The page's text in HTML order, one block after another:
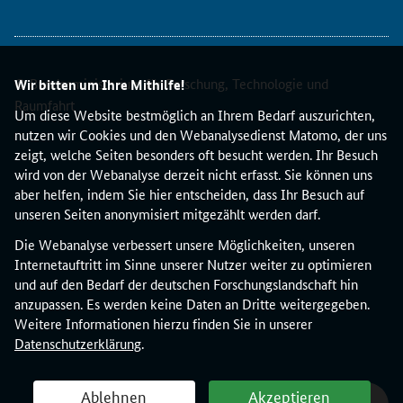
Wir bitten um Ihre Mithilfe!
Um diese Website bestmöglich an Ihrem Bedarf auszurichten,
nutzen wir Cookies und den Webanalysedienst Matomo, der uns
zeigt, welche Seiten besonders oft besucht werden. Ihr Besuch
wird von der Webanalyse derzeit nicht erfasst. Sie können uns
aber helfen, indem Sie hier entscheiden, dass Ihr Besuch auf
unseren Seiten anonymisiert mitgezählt werden darf.
Die Webanalyse verbessert unsere Möglichkeiten, unseren
Internetauftritt im Sinne unserer Nutzer weiter zu optimieren
und auf den Bedarf der deutschen Forschungslandschaft hin
anzupassen. Es werden keine Daten an Dritte weitergegeben.
Weitere Informationen hierzu finden Sie in unserer
Datenschutzerklärung.
Ablehnen Akzeptieren
E
C
P
l
u
s
v
o
r
g
e
s
t
e
l
© Bundesministerium für Forschung, Technologie und
Raumfahrt